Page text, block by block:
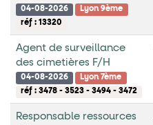
04-08-2026
Lyon 9ème
réf : 13320
Agent de surveillance
des cimetières F/H
04-08-2026
Lyon 7ème
réf : 3478 - 3523 - 3494 - 3472
Responsable ressources